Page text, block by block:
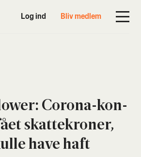
Log ind Bliv medlem
Cor­o­na-kon­
skat­te­kro­ner,
have haft